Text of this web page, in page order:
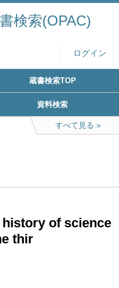
検索(OPAC)
ログイン
蔵書検索TOP
資料検索
すべて見る
of science
thir